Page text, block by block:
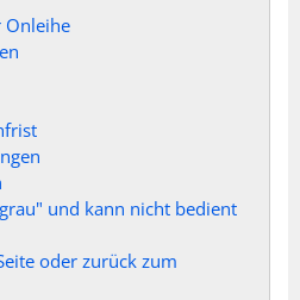
Onleihe
und kann nicht bedient
oder zurück zum